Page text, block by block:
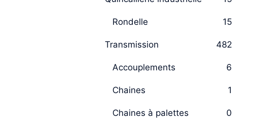
Rondelle 15
Transmission 482
Accouplements 6
Chaines 1
Chaines à palettes 0